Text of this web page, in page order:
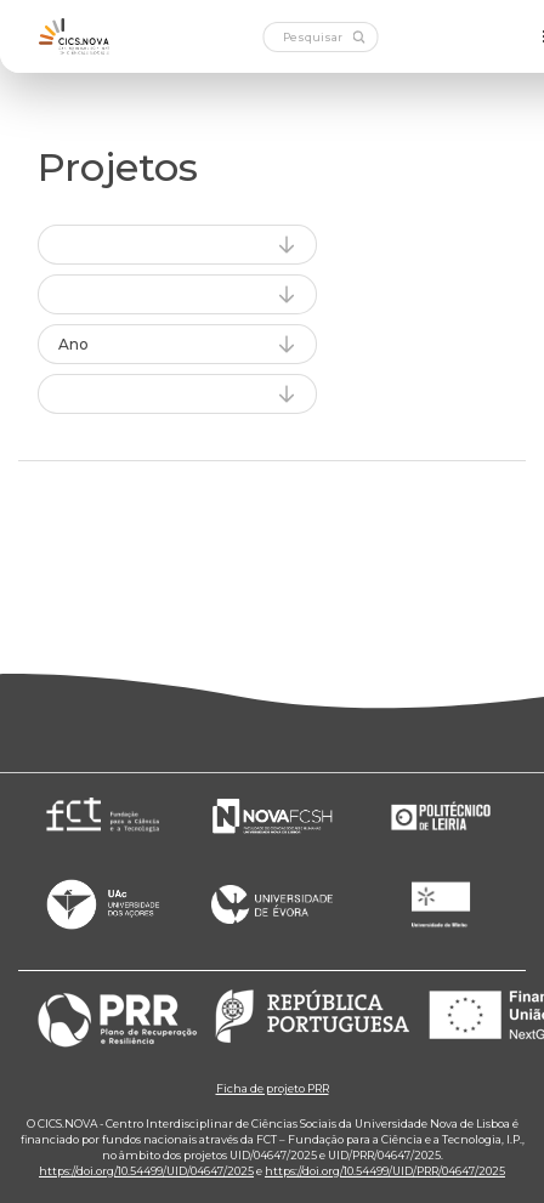
Projetos
Ano
Ficha de projeto PRR
O CICS.NOVA - Centro Interdisciplinar de Ciências Sociais da Universidade Nova de Lisboa é
financiado por fundos nacionais através da FCT – Fundação para a Ciência e a Tecnologia, I.P.,
no âmbito dos projetos UID/04647/2025 e UID/PRR/04647/2025.
https://doi.org/10.54499/UID/04647/2025e https://doi.org/10.54499/UID/PRR/04647/2025